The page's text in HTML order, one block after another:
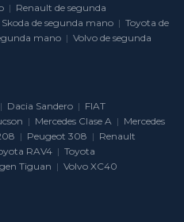
| Renault de segunda
Skoda de segunda mano | Toyota de
mano | Volvo de segunda
| Dacia Sandero | FIAT
| Mercedes Clase A | Mercedes
| Peugeot 308 | Renault
RAV4 | Toyota
Tiguan | Volvo XC40